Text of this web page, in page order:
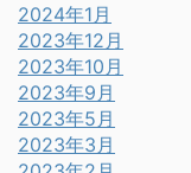
2024年1月
2023年12月
2023年10月
2023年9月
2023年5月
2023年3月